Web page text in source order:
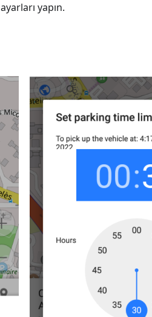
ayarları yapın.